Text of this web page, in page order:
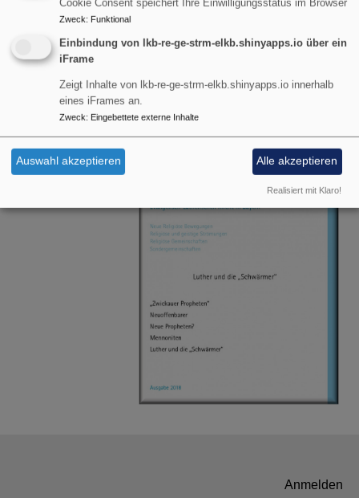
Von wehrlos Verfolgten, Stillen im Lande und
Verfechtern des Pazifismus
Luther und die „Schwärmer“: „Linke Reformation“ unter
„Radikalenerlass“?
Anmelden
Cookie Consent speichert Ihre Einwilligungsstatus im Browser
Zweck: Funktional
Einbindung von lkb-re-ge-strm-elkb.shinyapps.io über ein
iFrame
Zeigt Inhalte von lkb-re-ge-strm-elkb.shinyapps.io innerhalb
eines iFrames an.
Zweck: Eingebettete externe Inhalte
Auswahl akzeptieren Alle akzeptieren
Realisiert mit Klaro!